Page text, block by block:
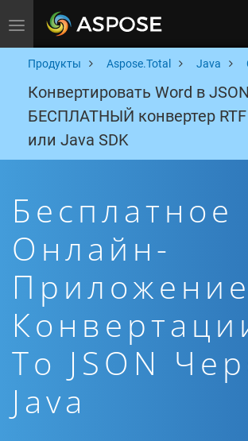
Toggle navigation
Продукты Aspose.Total Java
Конвертировать Word в
БЕСПЛАТНЫЙ конвертер RTF
или Java SDK
Бесплатное
Онлайн-
To JSON
Java